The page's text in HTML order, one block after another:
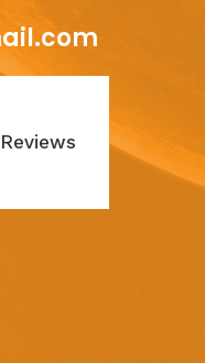
Reviews